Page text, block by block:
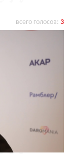
всего голосов: 3